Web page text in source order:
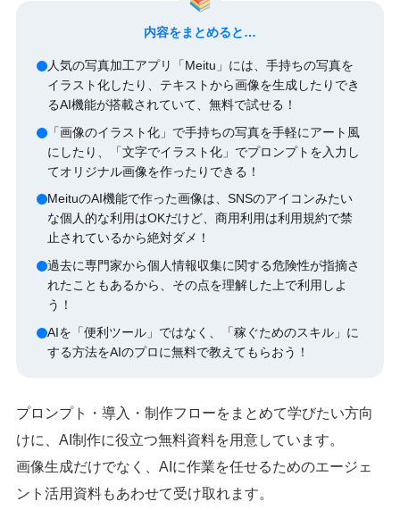
内容をまとめると…
人気の写真加工アプリ「Meitu」には、手持ちの写真を
イラスト化したり、テキストから画像を生成したりでき
るAI機能が搭載されていて、無料で試せる！
「画像のイラスト化」で手持ちの写真を手軽にアート風
にしたり、「文字でイラスト化」でプロンプトを入力し
てオリジナル画像を作ったりできる！
MeituのAI機能で作った画像は、SNSのアイコンみたい
な個人的な利用はOKだけど、商用利用は利用規約で禁
止されているから絶対ダメ！
過去に専門家から個人情報収集に関する危険性が指摘さ
れたこともあるから、その点を理解した上で利用しよ
う！
AIを「便利ツール」ではなく、「稼ぐためのスキル」に
する方法をAIのプロに無料で教えてもらおう！
プロンプト・導入・制作フローをまとめて学びたい方向
けに、AI制作に役立つ無料資料を用意しています。
画像生成だけでなく、AIに作業を任せるためのエージェ
ント活用資料もあわせて受け取れます。